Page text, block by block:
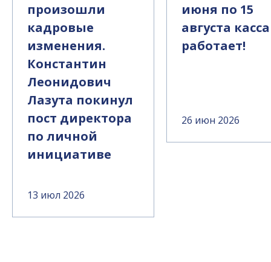
произошли
кадровые
изменения.
Константин
Леонидович
Лазута покинул
пост директора
по личной
инициативе
13 июл 2026
июня по 15
августа
работает!
26 июн 2026